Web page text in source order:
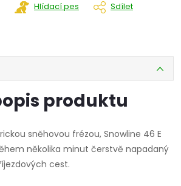
Hlídací pes Sdílet
produktu
sněhovou frézou, Snowline 46 E
několika minut čerstvě napadaný
cest.